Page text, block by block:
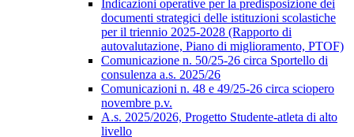
Indicazioni operative per la predisposizione dei
documenti strategici delle istituzioni scolastiche
per il triennio 2025-2028 (Rapporto di
autovalutazione, Piano di miglioramento, PTOF)
Comunicazione n. 50/25-26 circa Sportello di
consulenza a.s. 2025/26
Comunicazioni n. 48 e 49/25-26 circa sciopero
novembre p.v.
A.s. 2025/2026, Progetto Studente-atleta di alto
livello